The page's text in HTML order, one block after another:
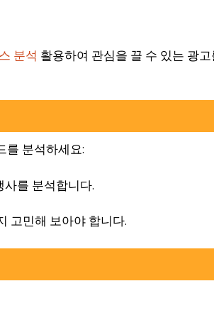
분석 활용하여 관심을 끌 수 있는 광
를 분석하세요:
를 분석합니다.
고민해 보아야 합니다.